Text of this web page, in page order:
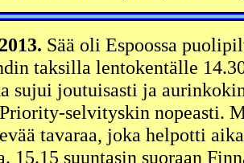
Sää oli Espoossa
taksilla lentokentälle
sujui joutuisasti ja
selvityskin nopeasti.
tavaraa, joka helpotti
15.15 suuntasin suoraan